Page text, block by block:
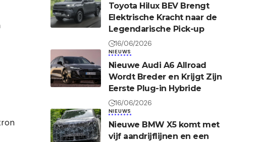
Toyota Hilux BEV Brengt
Elektrische Kracht naar de
Legendarische Pick-up
16/06/2026
NIEUWS
Nieuwe Audi A6 Allroad
Wordt Breder en Krijgt Zijn
Eerste Plug-in Hybride
16/06/2026
NIEUWS
Nieuwe BMW X5 komt met
vijf aandrijflijnen en een